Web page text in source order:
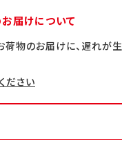
届けについて
物のお届けに、遅れが生
ださい